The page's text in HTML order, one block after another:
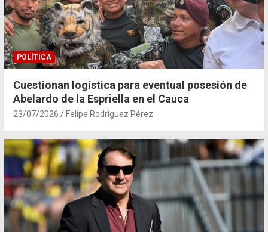
POLÍTICA
Cuestionan logística para eventual posesión de
Abelardo de la Espriella en el Cauca
23/07/2026 Felipe Rodríguez Pérez